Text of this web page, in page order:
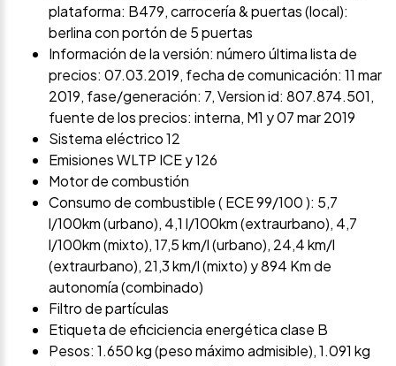
plataforma: B479, carrocería & puertas (local):
berlina con portón de 5 puertas
Información de la versión: número última lista de
precios: 07.03.2019, fecha de comunicación: 11 mar
2019, fase/generación: 7, Version id: 807.874.501,
fuente de los precios: interna, M1 y 07 mar 2019
Sistema eléctrico 12
Emisiones WLTP ICE y 126
Motor de combustión
Consumo de combustible ( ECE 99/100 ): 5,7
l/100km (urbano), 4,1 l/100km (extraurbano), 4,7
l/100km (mixto), 17,5 km/l (urbano), 24,4 km/l
(extraurbano), 21,3 km/l (mixto) y 894 Km de
autonomía (combinado)
Filtro de partículas
Etiqueta de eficiciencia energética clase B
Pesos: 1.650 kg (peso máximo admisible), 1.091 kg